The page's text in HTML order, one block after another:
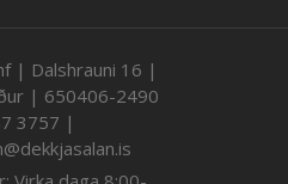
| Dalshrauni 16 |
| 650406-2490
3757 |